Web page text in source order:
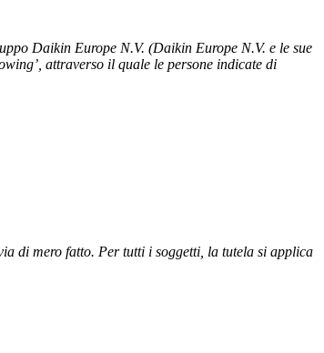
Daikin Europe N.V. (Daikin Europe N.V. e le sue
attraverso il quale le persone indicate di
di mero fatto. Per tutti i soggetti, la tutela si applica